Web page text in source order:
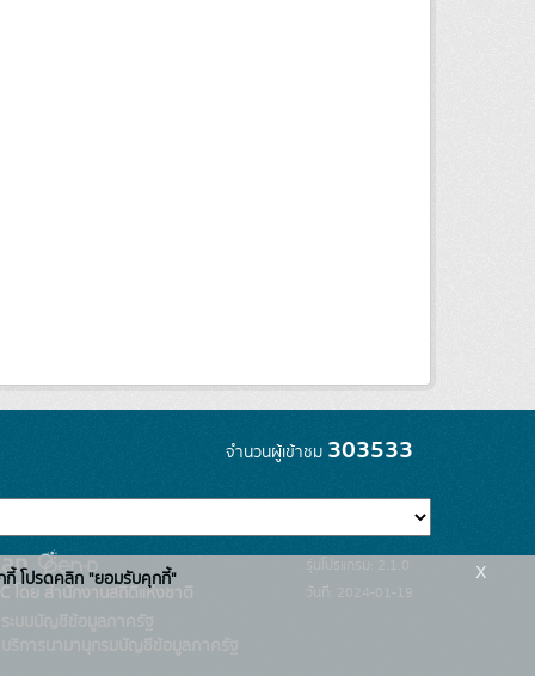
จำนวนผู้เข้าชม 303533
โดย สำนักงานสถิติแห่งชาติ
ะบบบัญชีข้อมูลภาครัฐ
ริการนามานุกรมบัญชีข้อมูลภาครัฐ
รุ่นโปรแกรม: 2.1.0
วันที่: 2024-01-19
กี้ โปรดคลิก "ยอมรับคุกกี้"
x